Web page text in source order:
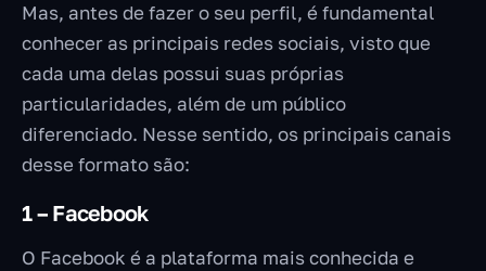
Mas, antes de fazer o seu perfil, é fundamental
conhecer as principais redes sociais, visto que
cada uma delas possui suas próprias
particularidades, além de um público
diferenciado. Nesse sentido, os principais canais
desse formato são:
1 – Facebook
O Facebook é a plataforma mais conhecida e